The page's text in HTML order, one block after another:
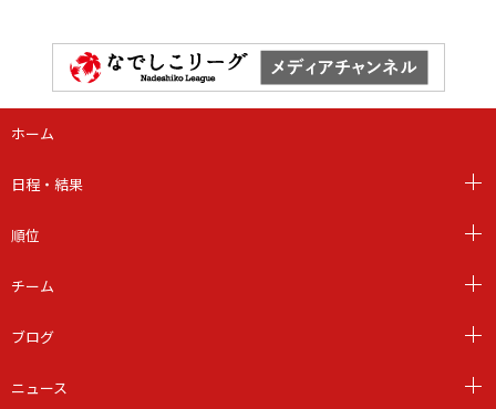
ホーム
日程・結果
順位
チーム
ブログ
ニュース